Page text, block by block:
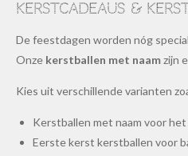
Kerstcadeaus &
De feestdagen worden nóg
Onze kerstballen met naamzijn
Kies uit verschillende varianten
Kerstballen met naam voor het
Eerste kerst kerstballen voor